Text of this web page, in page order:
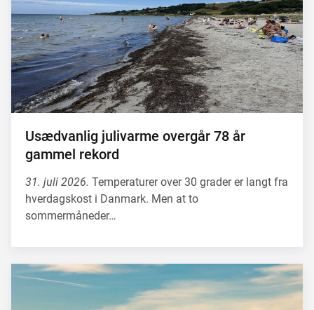
Usædvanlig julivarme overgår 78 år
gammel rekord
31. juli 2026. Temperaturer over 30 grader er langt fra
hverdagskost i Danmark. Men at to
sommermåneder…